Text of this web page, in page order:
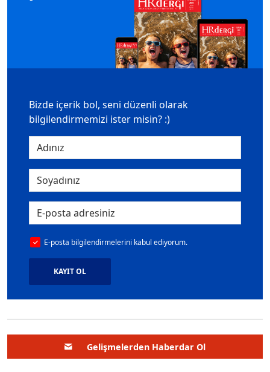
Bizde içerik bol, seni düzenli olarak
bilgilendirmemizi ister misin? :)
E-posta bilgilendirmelerini kabul ediyorum.
KAYIT OL
Gelişmelerden Haberdar Ol